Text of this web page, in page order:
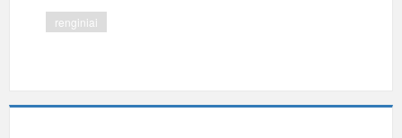
renginiai